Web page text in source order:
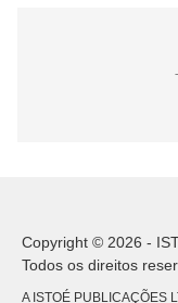
Copyright © 2026 -
Todos os direitos
A ISTOÉ PUBLICAÇÕES